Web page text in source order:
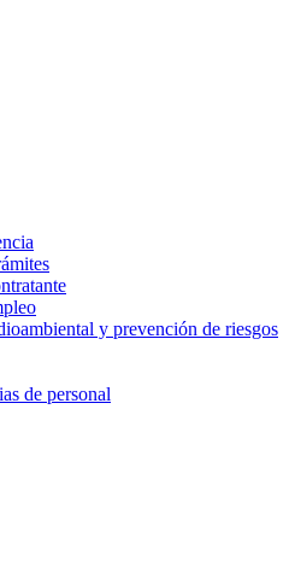
y prevención de riesgos
de personal